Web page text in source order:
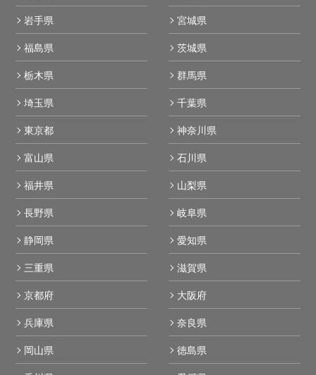
岩手県
宮城県
福島県
茨城県
栃木県
群馬県
埼玉県
千葉県
東京都
神奈川県
富山県
石川県
福井県
山梨県
長野県
岐阜県
静岡県
愛知県
三重県
滋賀県
京都府
大阪府
兵庫県
奈良県
岡山県
徳島県